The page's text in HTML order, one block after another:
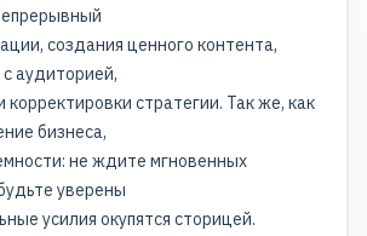
создания ценного контента,
аудиторией,
корректировки стратегии. Так же, как
бизнеса,
не ждите мгновенных
уверены
усилия окупятся сторицей.